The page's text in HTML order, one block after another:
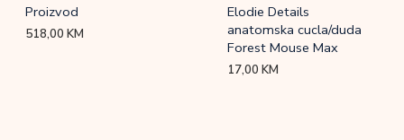
Proizvod
518,00KM
Elodie Details
anatomska cucla/duda
Forest Mouse Max
17,00KM